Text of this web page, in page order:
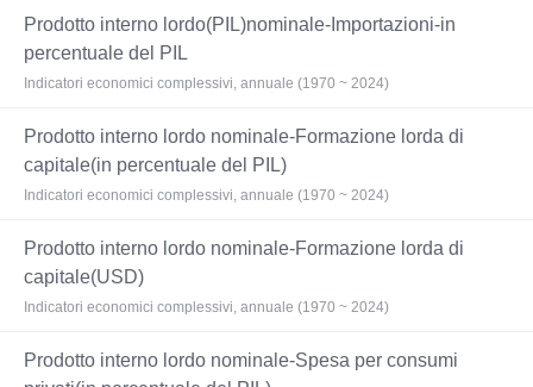
Prodotto interno lordo(PIL)nominale-Importazioni-in
percentuale del PIL
Indicatori economici complessivi, annuale (1970 ~ 2024)
Prodotto interno lordo nominale-Formazione lorda di
capitale(in percentuale del PIL)
Indicatori economici complessivi, annuale (1970 ~ 2024)
Prodotto interno lordo nominale-Formazione lorda di
capitale(USD)
Indicatori economici complessivi, annuale (1970 ~ 2024)
Prodotto interno lordo nominale-Spesa per consumi